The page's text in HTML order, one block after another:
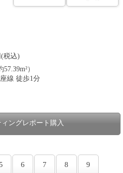
(税込)
）
線 徒歩1分
ングレポート購入
5 6 7 8 9